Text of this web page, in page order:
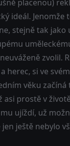
placenou)
ideál. Jenomže
stejně tak jako
zvolil.
herec, si ve
věku
asi prostě v
ujíždí, už
ještě nebylo